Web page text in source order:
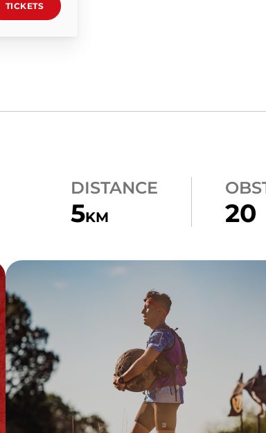
TICKETS
DISTANCE
5KM 20
ATLAS CARRY